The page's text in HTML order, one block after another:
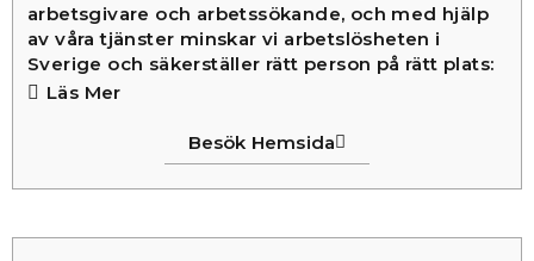
arbetsgivare och arbetssökande, och med hjälp
av våra tjänster minskar vi arbetslösheten i
Sverige och säkerställer rätt person på rätt plats:
Besök Hemsida
Läs Mer